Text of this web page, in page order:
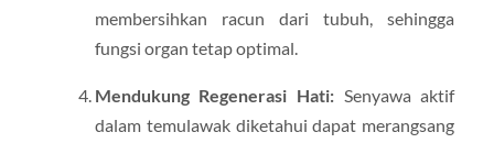
membersihkan racun dari tubuh, sehingga
fungsi organ tetap optimal.
Mendukung Regenerasi Hati: Senyawa aktif
dalam temulawak diketahui dapat merangsang